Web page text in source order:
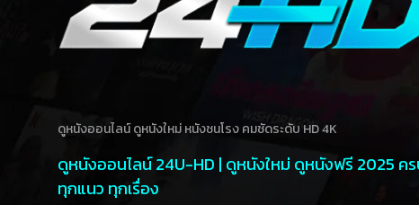
ดูหนังออนไลน์ ดูหนังใหม่ หนังชนโรง คมชัดระดับ HD 4K
ดูหนังออนไลน์ 24U-HD | ดูหนังใหม่ ดูหนังฟรี 2025 ค
ทุกแนว ทุกเรื่อง